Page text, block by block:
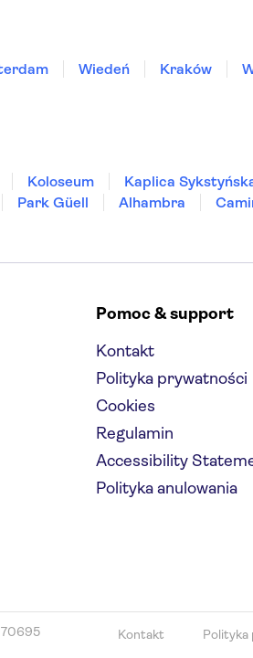
Wiedeń Kraków
Koloseum Kaplica
Park Güell Alhambra
Pomoc & support
Kontakt
Polityka prywatności
Cookies
Regulamin
Accessibility
Polityka anulowania
Kontakt Polityka